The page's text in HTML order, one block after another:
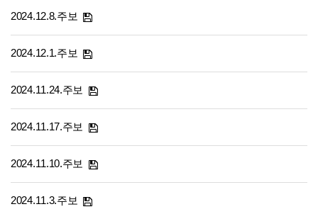
2024.12.8.주보
2024.12.1.주보
2024.11.24.주보
2024.11.17.주보
2024.11.10.주보
2024.11.3.주보